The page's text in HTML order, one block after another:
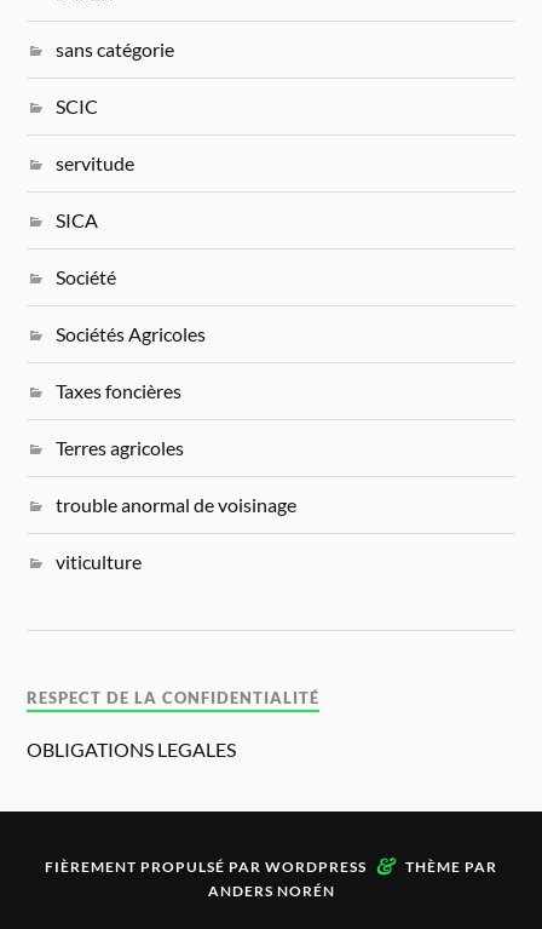
sans catégorie
SCIC
servitude
SICA
Société
Sociétés Agricoles
Taxes foncières
Terres agricoles
trouble anormal de voisinage
viticulture
RESPECT DE LA CONFIDENTIALITÉ
OBLIGATIONS LEGALES
FIÈREMENT PROPULSÉ PAR WORDPRESS & THÈME PAR
ANDERS NORÉN